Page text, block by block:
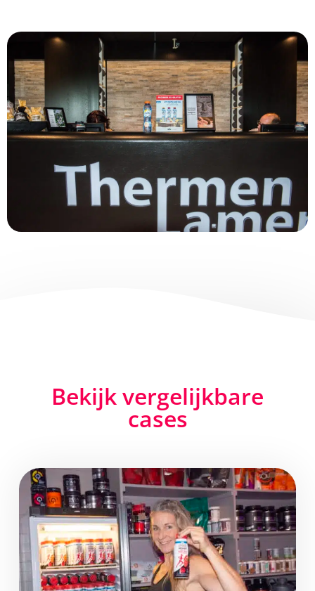
Bekijk vergelijkbare
cases